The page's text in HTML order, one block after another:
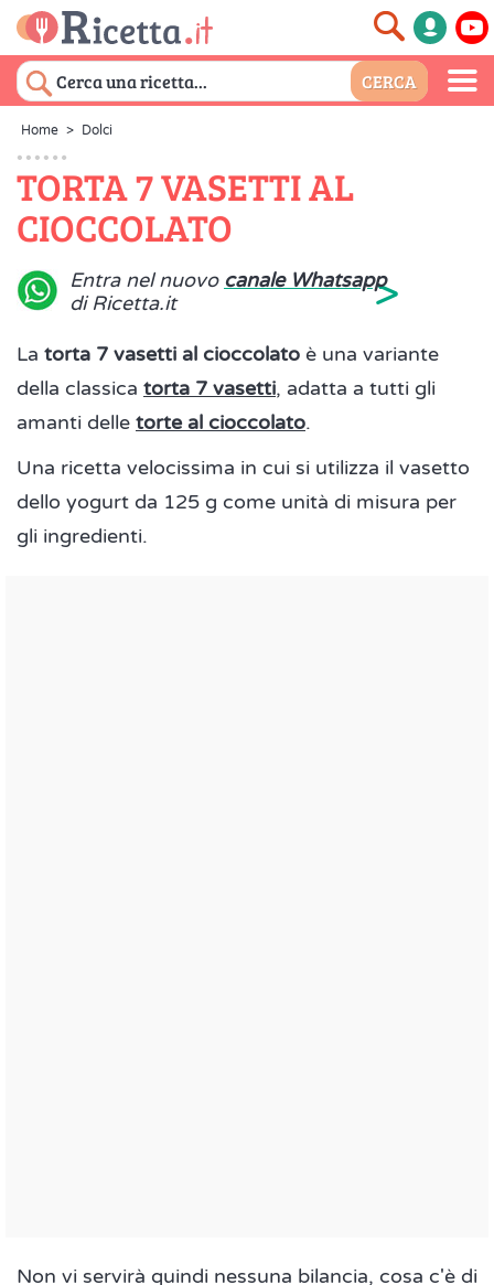
Home > Dolci
TORTA 7 VASETTI AL
CIOCCOLATO
Entra nel nuovo canale Whatsapp
di Ricetta.it
>
La torta 7 vasetti al cioccolato è una variante
della classica torta 7 vasetti, adatta a tutti gli
amanti delle torte al cioccolato.
Una ricetta velocissima in cui si utilizza il vasetto
dello yogurt da 125 g come unità di misura per
gli ingredienti.
Non vi servirà quindi nessuna bilancia, cosa c'è di